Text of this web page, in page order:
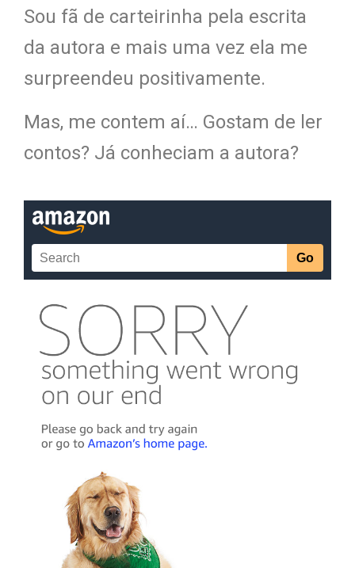
Sou fã de carteirinha pela escrita
da autora e mais uma vez ela me
surpreendeu positivamente.
Mas, me contem aí… Gostam de ler
contos? Já conheciam a autora?